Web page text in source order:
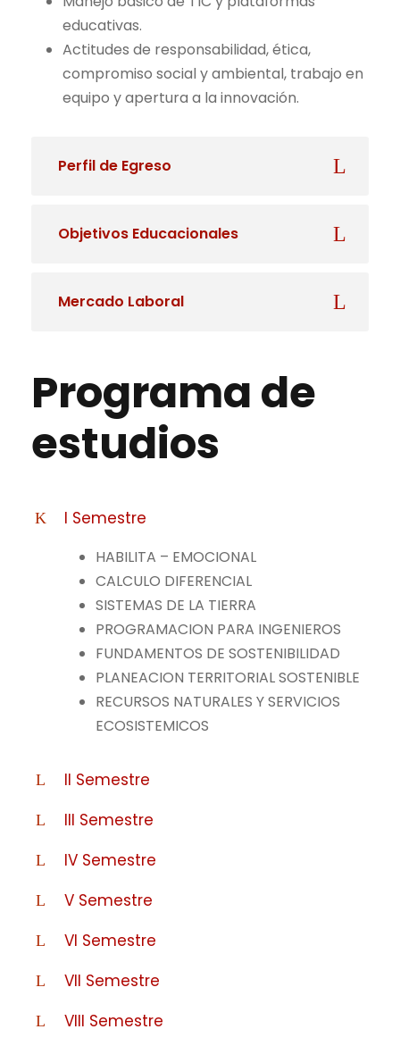
educativas.
Actitudes de responsabilidad, ética,
compromiso social y ambiental, trabajo en
equipo y apertura a la innovación.
Perfil de Egreso
Objetivos Educacionales
Mercado Laboral
Programa de
estudios
I Semestre
HABILITA – EMOCIONAL
CALCULO DIFERENCIAL
SISTEMAS DE LA TIERRA
PROGRAMACION PARA INGENIEROS
FUNDAMENTOS DE SOSTENIBILIDAD
PLANEACION TERRITORIAL SOSTENIBLE
RECURSOS NATURALES Y SERVICIOS
ECOSISTEMICOS
II Semestre
III Semestre
IV Semestre
V Semestre
VI Semestre
VII Semestre
VIII Semestre